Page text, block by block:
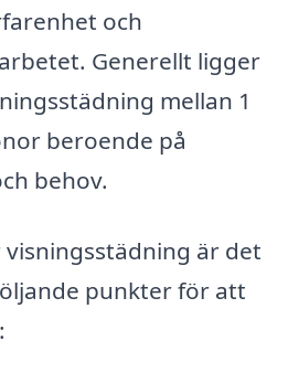
och
Generellt ligger
mellan 1
beroende på
behov.
är det
punkter för att